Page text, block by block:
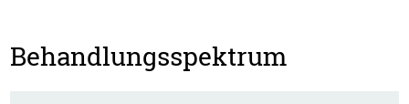
Behandlungsspektrum